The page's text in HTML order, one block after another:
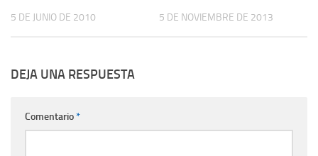
5 DE JUNIO DE 2010 5 DE NOVIEMBRE DE 2013
DEJA UNA RESPUESTA
Comentario*